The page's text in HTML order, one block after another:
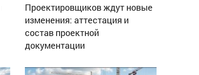
Проектировщиков ждут новые
изменения: аттестация и
состав проектной
документации